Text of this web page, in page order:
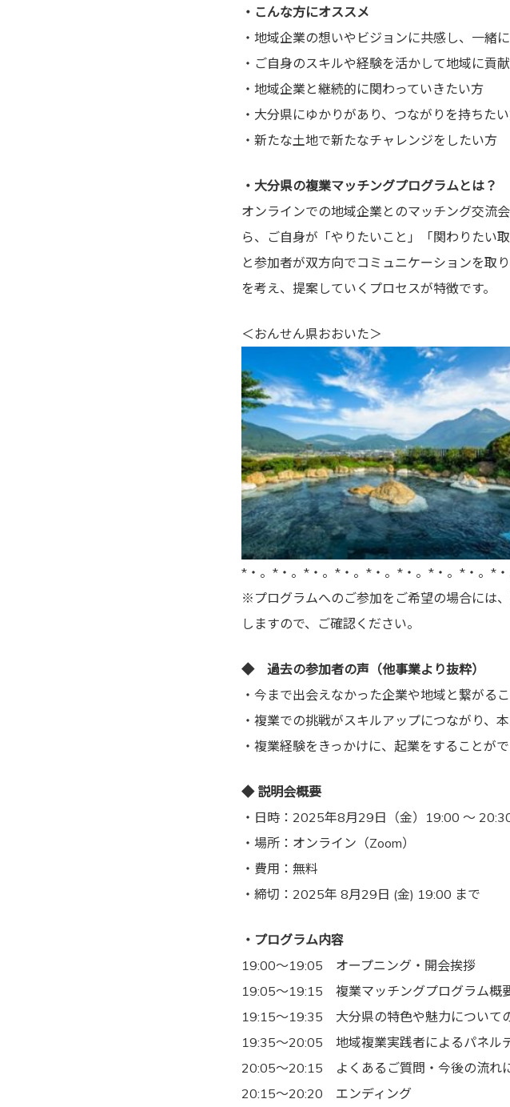
・こんな方にオススメ
・地域企業の想いやビジョンに共感し、一緒
・ご自身のスキルや経験を活かして地域に貢
・地域企業と継続的に関わっていきたい方​
・大分県にゆかりがあり、つながりを持ちた
・新たな土地で新たなチャレンジをしたい方​
・大分県の複業マッチングプログラムとは？
オンラインでの地域企業とのマッチング交流
ら、ご自身が「やりたいこと」「関わりたい
と参加者が双方向でコミュニケーションを取
を考え、提案していくプロセスが特徴です。
＜おんせん県おおいた＞
*・。*・。*・。*・。*・。*・。*・。*・。*
※プログラムへのご参加をご希望の場合には
しますので、ご確認ください。
◆ 過去の参加者の声（他事業より抜粋）
・今まで出会えなかった企業や地域と繋がる
・複業での挑戦がスキルアップにつながり、
・複業経験をきっかけに、起業をすることがで
◆ 説明会概要
・日時：2025年8月29日（金）19:00 〜
・場所：オンライン（Zoom）
・費用：無料
・締切：2025年 8月29日 (金) 19:00 まで
・プログラム内容
19:00～19:05 オープニング・開会挨拶
19:05～19:15 複業マッチングプログラム概
19:15～19:35 大分県の特色や魅力について
19:35～20:05 地域複業実践者によるパネル
20:05～20:15 よくあるご質問・今後の流れ
20:15～20:20 エンディング